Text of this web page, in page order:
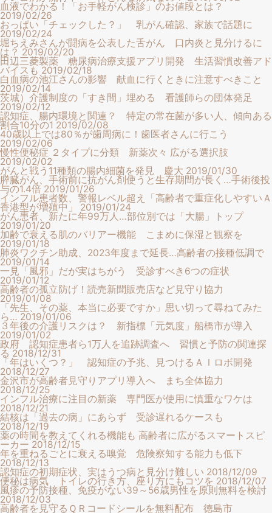
血液でわかる！「お手軽がん検診」のお値段とは？
2019/02/26
おっぱい「チェックした？」 乳がん確認、家族で話題に
2019/02/24
堀ちえみさんが闘病を公表した舌がん 口内炎と見分けるに
は？ 2019/02/20
田辺三菱製薬 糖尿病治療支援アプリ開発 生活習慣改善アド
バイスも 2019/02/18
白血病の池江さんの影響 献血に行くときに注意すべきこと
2019/02/14
茨城）介護制度の「すき間」埋める 看護師らの団体発足
2019/02/12
認知症、腸内環境と関連？ 特定の常在菌が多い人、傾向ある
割合10分の1 2019/02/08
40歳以上では80％が歯周病に！歯医者さんに行こう
2019/02/06
慢性便秘症 ２タイプに分類 新薬次々 広がる選択肢
2019/02/02
がんと戦う11種類の腸内細菌を発見 慶大 2019/01/30
膵臓がん、手術前に抗がん剤使うと生存期間が長く…手術後投
与の1.4倍 2019/01/26
インフル患者数、警報レベル超え「高齢者で重症化しやすいＡ
香港型が増殖中」 2019/01/24
がん患者、新たに年99万人…部位別では「大腸」トップ
2019/01/20
加齢で衰える肌のバリアー機能 こまめに保湿と観察を
2019/01/18
肺炎ワクチン助成、2023年度まで延長…高齢者の接種低調で
2019/01/14
一見「風邪」だが実はちがう 受診すべき6つの症状
2019/01/12
高齢者の孤立防げ！読売新聞販売店など見守り協力
2019/01/08
「先生、その薬、本当に必要ですか」思い切って尋ねてみた
ら… 2019/01/06
３年後の介護リスクは？ 新指標「元気度」船橋市が導入
2019/01/02
政府 認知症患者ら1万人を追跡調査へ 習慣と予防の関連探
る 2018/12/31
「年はいくつ？」 認知症の予兆、見つけるＡＩロボ開発
2018/12/27
金沢市が高齢者見守りアプリ導入へ まち全体協力
2018/12/25
インフル治療に注目の新薬 専門医が使用に慎重なワケは
2018/12/21
結核は「過去の病」にあらず 受診遅れるケースも
2018/12/19
薬の時間を教えてくれる機能も 高齢者に広がるスマートスピ
ーカー 2018/12/15
年を重ねるごとに衰える嗅覚 危険察知する能力も低下
2018/12/13
認知症の初期症状、実はうつ病と見分け難しい 2018/12/09
便秘は病気 トイレの行き方、座り方にもコツを 2018/12/07
風疹の予防接種、免疫がない39～56歳男性を原則無料を検討
2018/12/03
高齢者を見守るＱＲコードシールを無料配布 徳島市